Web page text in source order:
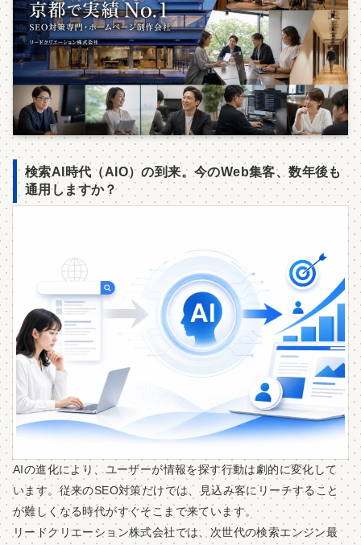
検索AI時代（AIO）の到来。今のWeb集客、数年後も
通用しますか？
AIの進化により、ユーザーが情報を探す行動は劇的に変化して
います。従来のSEO対策だけでは、見込み客にリーチすること
が難しくなる時代がすぐそこまで来ています。
リードクリエーション株式会社では、次世代の検索エンジン最